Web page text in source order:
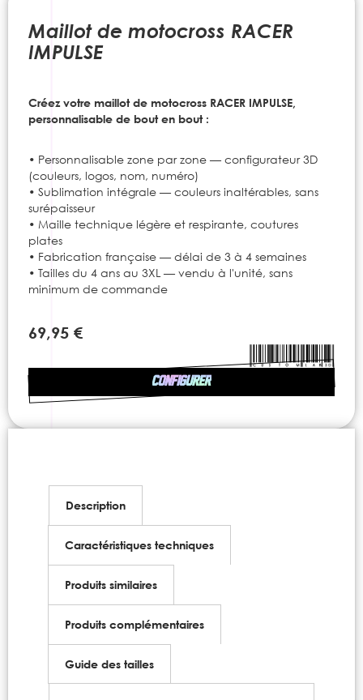
Maillot de motocross RACER
IMPULSE
Créez votre maillot de motocross RACER IMPULSE,
personnalisable de bout en bout :
• Personnalisable zone par zone — configurateur 3D
(couleurs, logos, nom, numéro)
• Sublimation intégrale — couleurs inaltérables, sans
surépaisseur
• Maille technique légère et respirante, coutures
plates
• Fabrication française — délai de 3 à 4 semaines
• Tailles du 4 ans au 3XL — vendu à l'unité, sans
minimum de commande
CONFIGURER
69,95 €
beginning
gallery
Description
Caractéristiques techniques
Produits similaires
Produits complémentaires
Guide des tailles